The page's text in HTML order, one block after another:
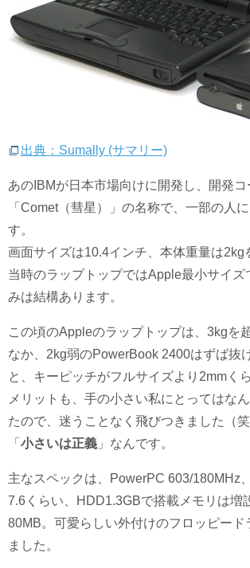
出典：Sumally (サマリー)
あのIBMが日本市場向けに開発し、開発コ
「Comet（彗星）」の名称で、一部の人
す。
画面サイズは10.4インチ、本体重量は2kg
当時のラップトップではApple最小サイズ
みは結構あります。
この頃のAppleのラップトップは、3kgを
なか、2kg弱のPowerBook 2400はずば抜
と、キーピッチがフルサイズより2mmく
メリットも、手の小さい私にとってはな
たので、迷うことなく飛びつきました（
「 小さいは正義 」なんです。
主なスペックは、PowerPC 603/180MHz
7.6くらい、HDD1.3GBで搭載メモリは増
80MB。可愛らしい外付けのフロッピード
ました。